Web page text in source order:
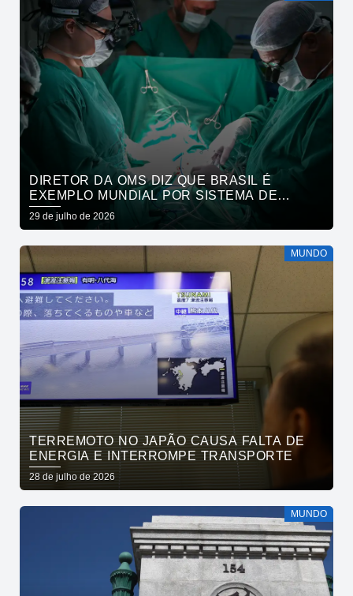
DIRETOR DA OMS DIZ QUE BRASIL É
EXEMPLO MUNDIAL POR SISTEMA DE
SAÚDE
29 de julho de 2026
MUNDO
TERREMOTO NO JAPÃO CAUSA FALTA DE
ENERGIA E INTERROMPE TRANSPORTE
28 de julho de 2026
MUNDO